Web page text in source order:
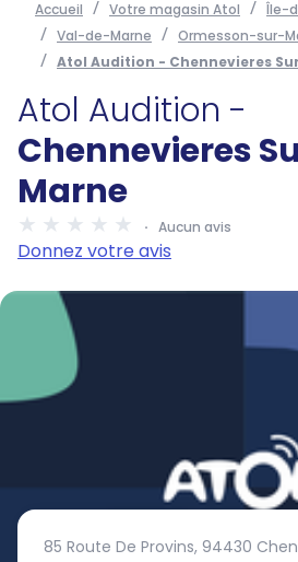
Accueil Votre magasin Atol
Île-
Val-de-Marne
Ormesson-sur-
Atol Audition - Chennevieres
Atol Audition -
Chennevieres
Marne
Aucun avis
Donnez votre avis
85 Route De Provins, 94430